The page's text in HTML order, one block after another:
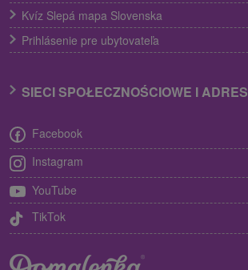
Kvíz Slepá mapa Slovenska
Prihlásenie pre ubytovateľa
SIECI SPOŁECZNOŚCIOWE I ADRES
Facebook
Instagram
YouTube
TikTok